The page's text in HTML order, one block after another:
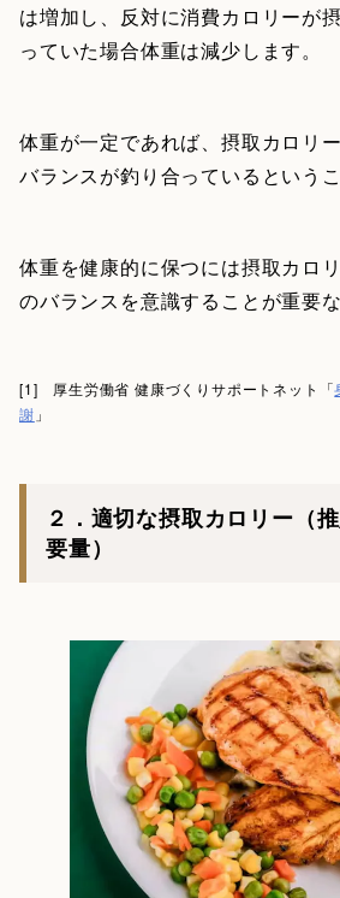
は増加し、反対に消費カロリーが
っていた場合体重は減少します。
体重が一定であれば、摂取カロリ
バランスが釣り合っているというこ
体重を健康的に保つには摂取カロ
のバランスを意識することが重要な
[1] 厚生労働省 健康づくりサポートネット「
謝 」
２．適切な摂取カロリー（
要量）